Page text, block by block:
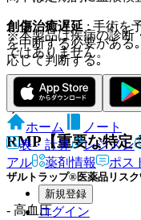
※本製品は疾病の診断
ではありません。
ホーム
ノート
表・計算
レジメン
アル
薬剤情報 ポス
新規登録
ログイン
創傷治癒遅延 : 手術を
を中断する必要がある
応じて判断する｡
血栓性微小血管症
: 定
う｡
RMP【重要な特定
ザルトラップ®医薬品リス
- 高血圧